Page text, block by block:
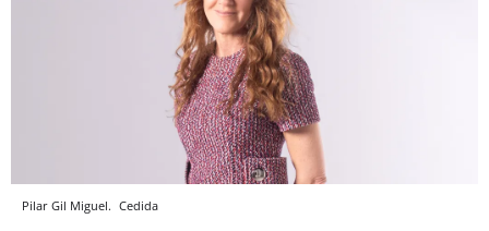
Pilar Gil Miguel. Cedida